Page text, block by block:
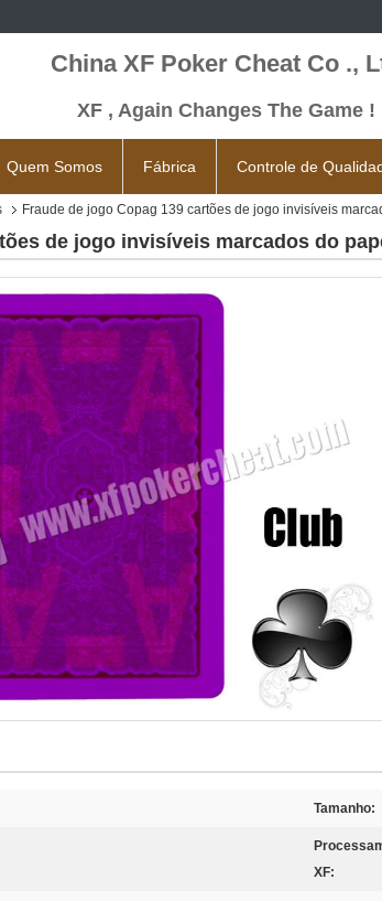
China XF Poker Cheat Co .,
XF , Again Changes The Game !
Quem Somos Fábrica Controle de
Fraude de jogo Copag 139 cartões de jogo invisíveis
de jogo invisíveis marcados do
Tamanho:
XF: